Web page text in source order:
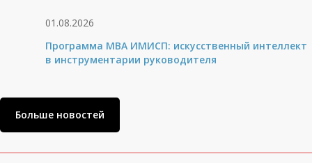
01.08.2026
Программа MBA ИМИСП: искусственный интеллект
в инструментарии руководителя
Больше новостей